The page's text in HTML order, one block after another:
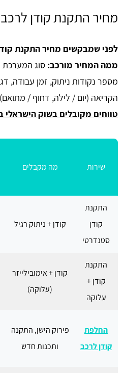
מחיר התקנת קודן
לפני שמבקשים מחיר התקנת
ממה המחיר מורכב: סוג
מספר נקודות ניתוק, זמן עבודה,
הקריאה (יום / לילה, דחוף /
טווחים מקובלים בשוק הישראלי
שירות מה מקבלים
התקנת
קודן
סטנדרטי
קודן + ניתוק רגיל
התקנת
קודן +
עלוקה
קודן + אימובילייזר
(עלוקה)
החלפת
קודן לרכב
פירוק הישן, התקנה
ותכנות חדש